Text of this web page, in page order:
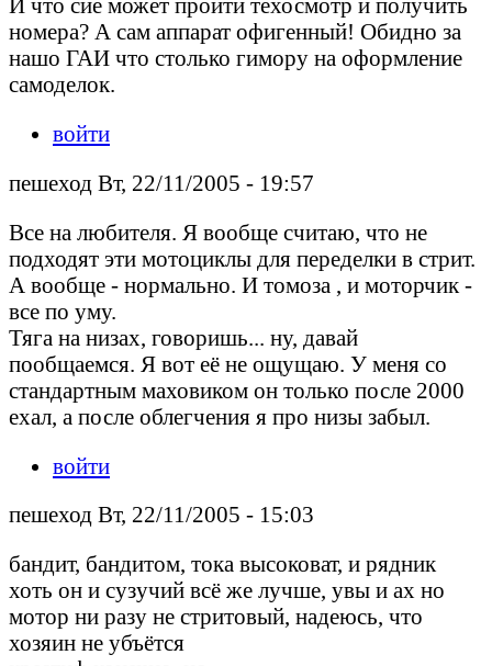
И что сие может пройти техосмотр и получить
номера? А сам аппарат офигенный! Обидно за
нашо ГАИ что столько гимору на оформление
самоделок.
войти
пешеход Вт, 22/11/2005 - 19:57
Все на любителя. Я вообще считаю, что не
подходят эти мотоциклы для переделки в стрит.
А вообще - нормально. И томоза , и моторчик -
все по уму.
Тяга на низах, говоришь... ну, давай
пообщаемся. Я вот её не ощущаю. У меня со
стандартным маховиком он только после 2000
ехал, а после облегчения я про низы забыл.
войти
пешеход Вт, 22/11/2005 - 15:03
бандит, бандитом, тока высоковат, и рядник
хоть он и сузучий всё же лучше, увы и ах но
мотор ни разу не стритовый, надеюсь, что
хозяин не убъётся